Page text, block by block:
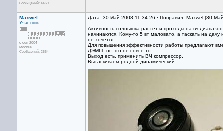
Сообщений: 4469
Maxwel
Участник
с сен 2004
Москва
Сообщений: 2564
Дата: 30 Май 2008 11:34:26 · Поправил: Maxwel (30
Активность солнышка растёт и проходы на вч
начинаются. Кому-то 5 вт маловато, а таскать на дачу
не хочется.
Для повышения эффективности работы предлагают
ДЭМШ, но это не совсе то.
Выход есть, применить ВЧ компрессор.
Вытаскиваем родной динамический.